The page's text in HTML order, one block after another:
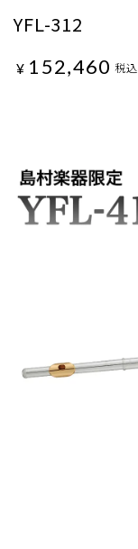
YFL-312
¥ 152,460 税込